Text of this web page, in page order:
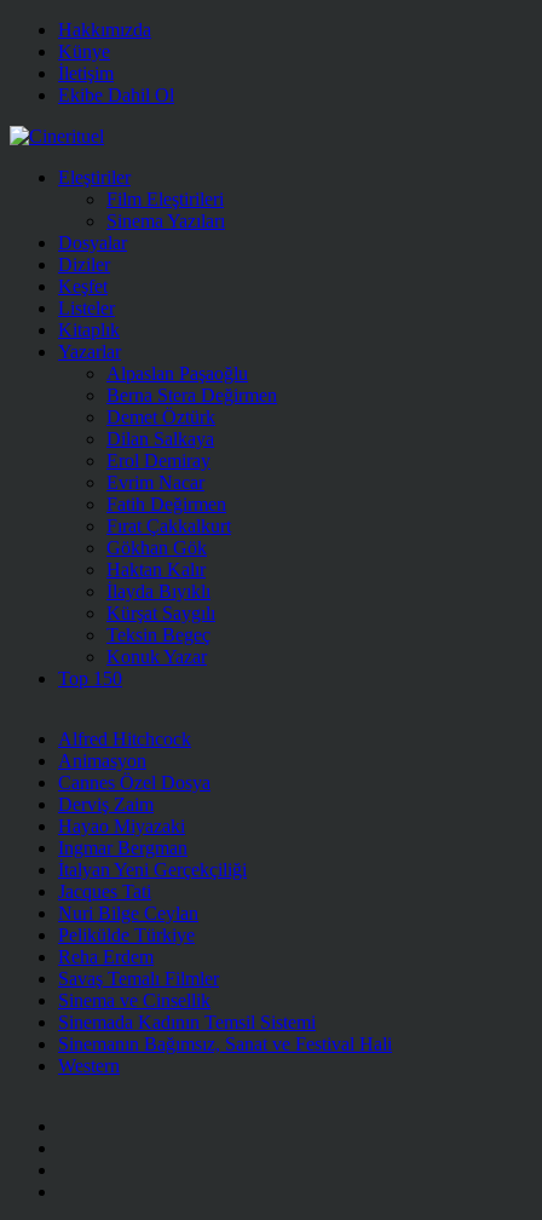
Hakkımızda
Künye
İletişim
Ekibe Dahil Ol
Eleştiriler
Film Eleştirileri
Sinema Yazıları
Dosyalar
Diziler
Keşfet
Listeler
Kitaplık
Yazarlar
Alpaslan Paşaoğlu
Berna Stera Değirmen
Demet Öztürk
Dilan Salkaya
Erol Demiray
Evrim Nacar
Fatih Değirmen
Fırat Çakkalkurt
Gökhan Gök
Haktan Kalır
İlayda Bıyıklı
Kürşat Saygılı
Teksin Begeç
Konuk Yazar
Top 150
Alfred Hitchcock
Animasyon
Cannes Özel Dosya
Derviş Zaim
Hayao Miyazaki
Ingmar Bergman
İtalyan Yeni Gerçekçiliği
Jacques Tati
Nuri Bilge Ceylan
Pelikülde Türkiye
Reha Erdem
Savaş Temalı Filmler
Sinema ve Cinsellik
Sinemada Kadının Temsil Sistemi
Sinemanın Bağımsız, Sanat ve Festival Hali
Western